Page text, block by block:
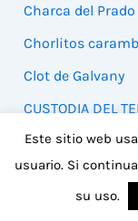
Charca del Prado
Chorlitos
Clot de Galvany
CUSTODIA DEL
Desembocadura
Destacados
Este sitio web
usuario. Si
su uso.